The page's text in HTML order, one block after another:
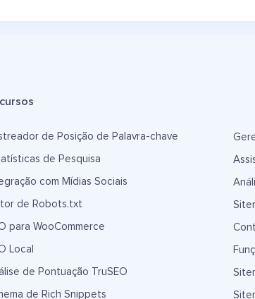
de Posição de Palavra-chave
de Pesquisa
com Mídias Sociais
de Robots.txt
para WooCommerce
Local
de Pontuação TruSEO
de Rich Snippets